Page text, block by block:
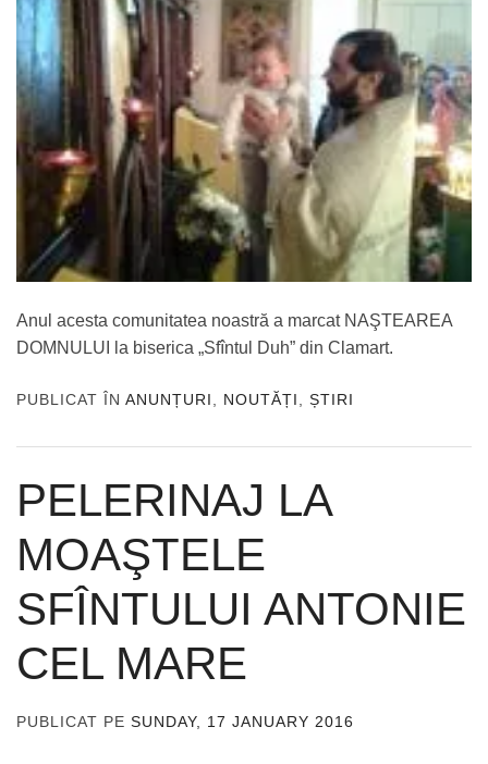
Anul acesta comunitatea noastră a marcat NAŞTEAREA
DOMNULUI la biserica „Sfîntul Duh” din Clamart.
PUBLICAT ÎN ANUNȚURI, NOUTĂȚI, ȘTIRI
PELERINAJ LA
MOAŞTELE
SFÎNTULUI ANTONIE
CEL MARE
PUBLICAT PE SUNDAY, 17 JANUARY 2016